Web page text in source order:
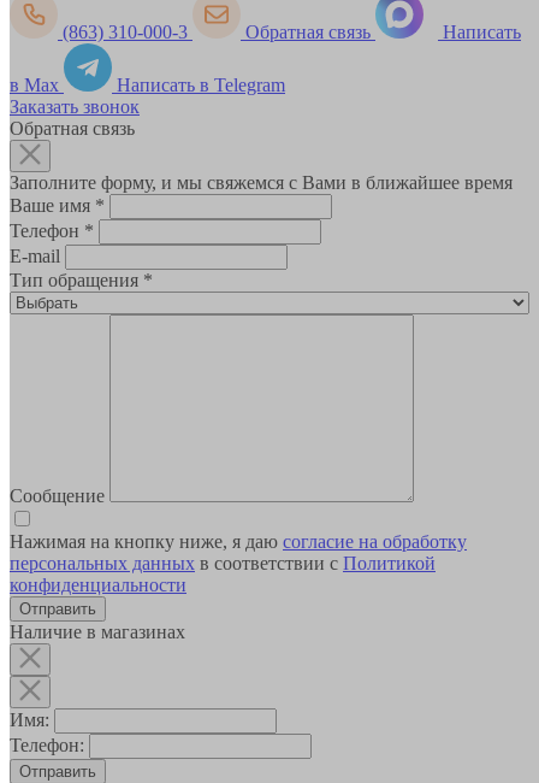
(863) 310-000-3 Обратная связь Написать
в Max
Написать в Telegram
Заказать звонок
Обратная связь
Заполните форму, и мы свяжемся с Вами в ближайшее время
Ваше имя *
Телефон *
E-mail
Тип обращения *
Сообщение
Нажимая на кнопку ниже, я даю согласие на обработку
персональных данных в соответствии с Политикой
конфиденциальности
Наличие в магазинах
Имя:
Телефон:
Отправить